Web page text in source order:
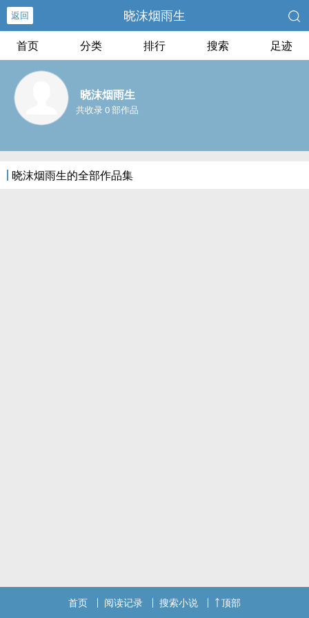
返回 晓沫烟雨生
首页 分类 排行 搜索 足迹
晓沫烟雨生
共收录 0 部作品
晓沫烟雨生的全部作品集
首页 阅读记录 搜索小说 顶部